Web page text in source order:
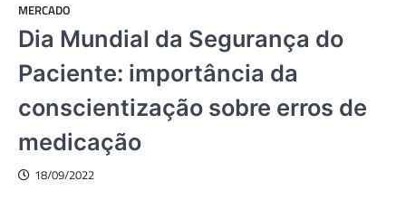
MERCADO
Dia Mundial da Segurança do
Paciente: importância da
conscientização sobre erros de
medicação
18/09/2022